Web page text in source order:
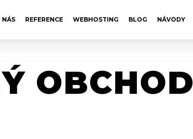
NÁS REFERENCE WEBHOSTING BLOG NÁVODY
OBCHOD